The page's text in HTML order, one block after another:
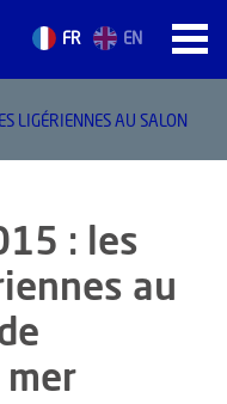
FR EN
ACTUALITÉS
LIGÉRIENNES AU SALON
: les
au
mer